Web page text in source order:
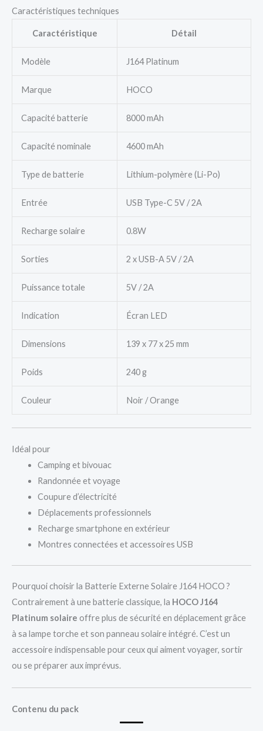
Caractéristiques techniques
Caractéristique Détail
Modèle J164 Platinum
Marque HOCO
Capacité batterie 8000 mAh
Capacité nominale 4600 mAh
Type de batterie Lithium-polymère (Li-Po)
Entrée USB Type-C 5V / 2A
Recharge solaire 0.8W
Sorties 2 x USB-A 5V / 2A
Puissance totale 5V / 2A
Indication Écran LED
Dimensions 139 x 77 x 25 mm
Poids 240 g
Couleur Noir / Orange
Idéal pour
Camping et bivouac
Randonnée et voyage
Coupure d’électricité
Déplacements professionnels
Recharge smartphone en extérieur
Montres connectées et accessoires USB
Pourquoi choisir la Batterie Externe Solaire J164 HOCO ?
Contrairement à une batterie classique, la HOCO J164
Platinum solaire offre plus de sécurité en déplacement grâce
à sa lampe torche et son panneau solaire intégré. C’est un
accessoire indispensable pour ceux qui aiment voyager, sortir
ou se préparer aux imprévus.
Contenu du pack